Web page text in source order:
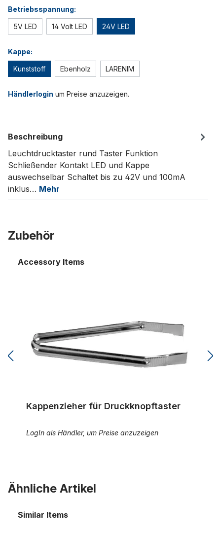
Betriebsspannung:
5V LED 14 Volt LED 24V LED
Kappe:
Kunststoff Ebenholz LARENIM
Händlerlogin um Preise anzuzeigen.
Beschreibung
Leuchtdrucktaster rund Taster Funktion
Schließender Kontakt LED und Kappe
auswechselbar Schaltet bis zu 42V und 100mA
inklus… Mehr
Zubehör
Accessory Items
Kappenzieher für Druckknopftaster
LogIn als Händler, um Preise anzuzeigen
Ähnliche Artikel
Similar Items